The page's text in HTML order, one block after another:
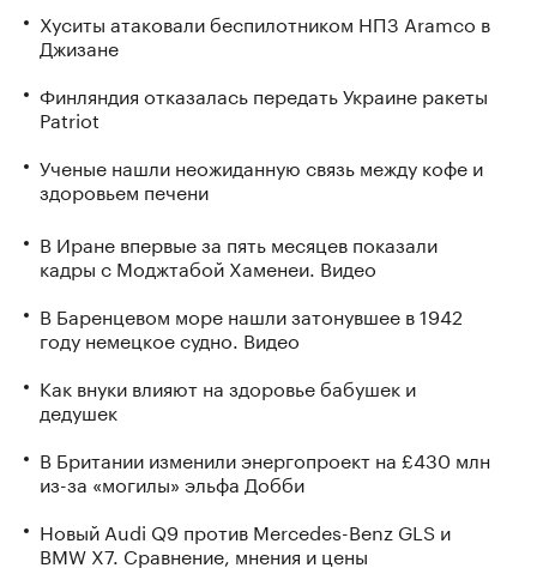
Хуситы атаковали беспилотником НПЗ Aramco в
Джизане
Финляндия отказалась передать Украине ракеты
Patriot
Ученые нашли неожиданную связь между кофе и
здоровьем печени
В Иране впервые за пять месяцев показали
кадры с Моджтабой Хаменеи. Видео
В Баренцевом море нашли затонувшее в 1942
году немецкое судно. Видео
Как внуки влияют на здоровье бабушек и
дедушек
В Британии изменили энергопроект на £430 млн
из-за «могилы» эльфа Добби
Новый Audi Q9 против Mercedes-Benz GLS и
BMW X7. Сравнение, мнения и цены